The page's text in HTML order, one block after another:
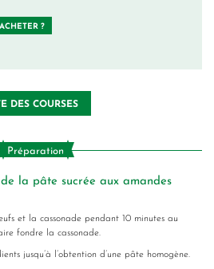
?
DES COURSES
Préparation
la pâte sucrée aux amandes
et la cassonade pendant 10 minutes au
fondre la cassonade.
jusqu’à l’obtention d’une pâte homogène.